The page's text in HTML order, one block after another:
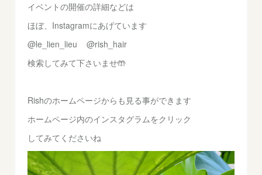
イベントの開催の詳細などは
ほぼ、Instagramにあげています
@le_lien_lieu @rish_hair
検索してみて下さいませ🤲
Rishのホームページからも見る事ができます
ホームページ内のインスタグラムをクリック
してみてくださいね